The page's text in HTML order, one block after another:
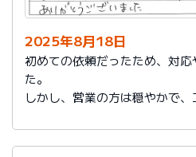
2025年8月18日
初めての依頼だったため、対
た。
しかし、営業の方は穏やかで、
また今後、何かあれば利用さ
ありがとうございました。